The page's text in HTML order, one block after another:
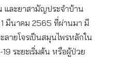
และยาสามัญประจำบ้าน
มีนาคม 2565 ที่ผ่านมา มี
ลายโจรเป็นสมุนไพรหลักใน
ระยะเริ่มต้น หรือผู้ป่วย